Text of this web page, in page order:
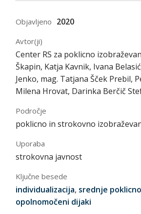
Objavljeno 2020
Avtor(ji)
Center RS za poklicno
Škapin, Katja Kavnik, Ivana
Jenko, mag. Tatjana Šček Prebil,
Milena Hrovat, Darinka Berčič
Področje
poklicno in strokovno
Uporaba
strokovna javnost
Ključne besede
individualizacija, srednje
opolnomočeni dijaki